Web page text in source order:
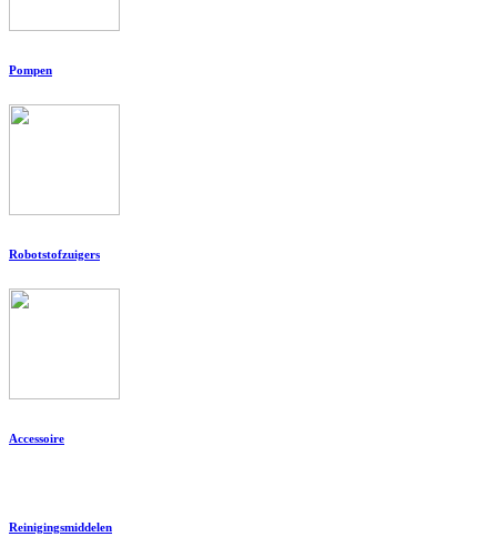
Pompen
Robotstofzuigers
Accessoire
Reinigingsmiddelen